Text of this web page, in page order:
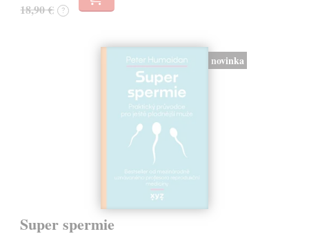
18,90 € ?
novinka
Super spermie